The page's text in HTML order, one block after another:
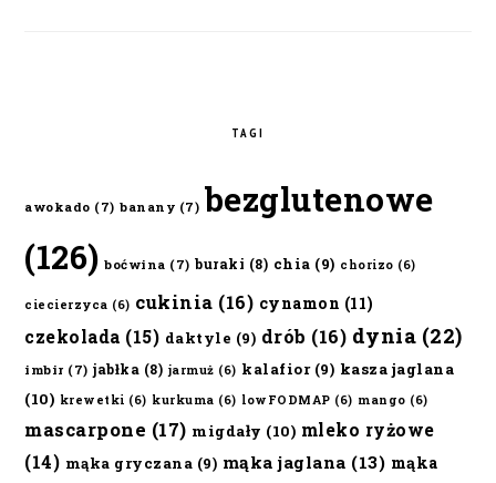
TAGI
awokado (7) banany (7) bezglutenowe
(126) boćwina (7) buraki (8) chia (9) chorizo (6)
ciecierzyca (6) cukinia (16) cynamon (11)
czekolada (15) daktyle (9) drób (16) dynia (22)
imbir (7) jabłka (8) jarmuż (6) kalafior(9) kasza jaglana
(10) krewetki (6) kurkuma (6) lowFODMAP (6) mango (6)
mascarpone (17) migdały (10) mleko ryżowe
(14) mąka gryczana (9) mąka jaglana (13) mąka